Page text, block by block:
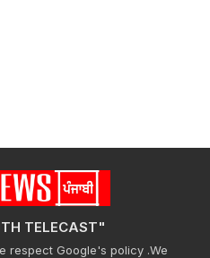
TELECAST"
respect Google's policy .We